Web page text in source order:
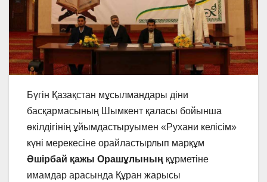
Бүгін Қазақстан мұсылмандары діни
басқармасының Шымкент қаласы бойынша
өкілдігінің ұйымдастыруымен «Рухани келісім»
күні мерекесіне орайластырлып марқұм
Әшірбай қажы Орашұлының құрметіне
имамдар арасында Құран жарысы